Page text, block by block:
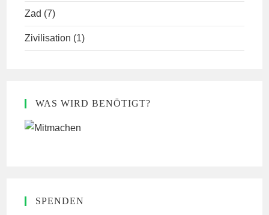
Zad (7)
Zivilisation (1)
WAS WIRD BENÖTIGT?
SPENDEN